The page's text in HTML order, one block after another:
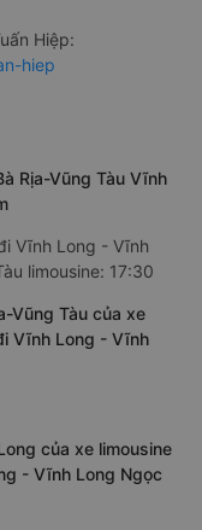
Hiệp:
hiep
Rịa-Vũng Tàu Vĩnh
Vĩnh Long - Vĩnh
limousine: 17:30
Vũng Tàu của xe
Vĩnh Long - Vĩnh
của xe limousine
- Vĩnh Long Ngọc